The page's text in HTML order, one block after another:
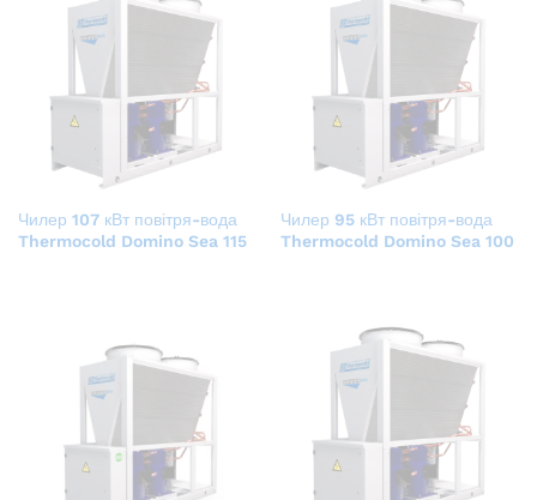
Чилер 107 кВт повітря-вода
Thermocold Domino Sea 115
Чилер 95 кВт повітря-вода
Thermocold Domino Sea 100